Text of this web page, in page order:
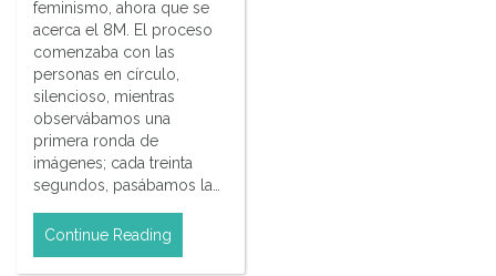
feminismo, ahora que se
acerca el 8M. El proceso
comenzaba con las
personas en círculo,
silencioso, mientras
observábamos una
primera ronda de
imágenes; cada treinta
segundos, pasábamos la…
Continue Reading